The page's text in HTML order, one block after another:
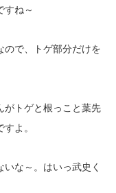
すね～
ので、トゲ部分だけを
がトゲと根っこと葉先
よ。
な～。はいっ武史く